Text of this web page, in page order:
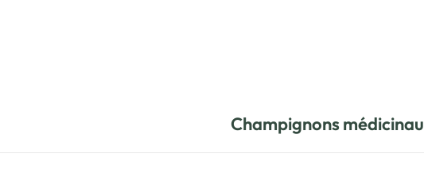
Champignons